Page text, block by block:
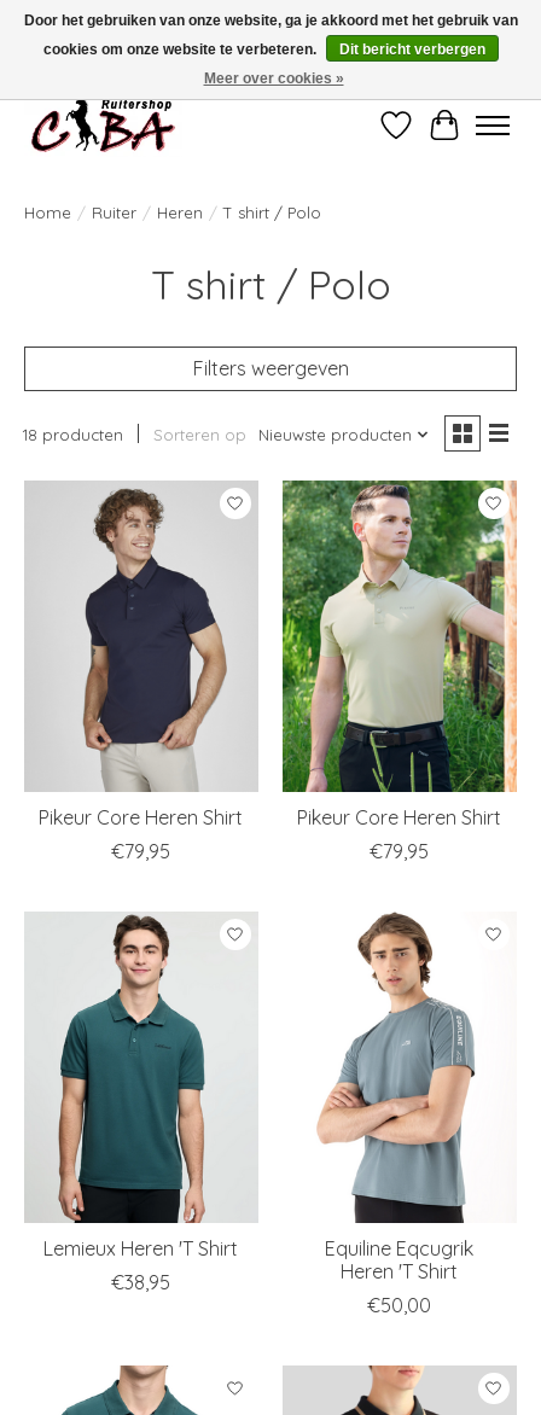
Bij vragen kan u ons contacteren op het nummer 011/60.67.34 ofciba@skynet.be
Ambachtstraat 22 A, 3530 Helchteren
Verlanglijst
Home / Ruiter / Heren / T shirt / Polo
T shirt / Polo
Filters weergeven
18 producten Sorteren op Nieuwste producten
Pikeur Core Heren Shirt
€79,95
Pikeur Core Heren Shirt
€79,95
Lemieux Heren 'T Shirt
€38,95
Equiline Eqcugrik
Heren 'T Shirt
€50,00
Door het gebruiken van onze website, ga je akkoord met het gebruik van
cookies om onze website te verbeteren.
Dit bericht verbergen
Meer over cookies »